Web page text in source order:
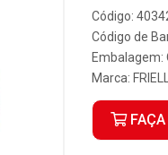
Código:
Código de
Embalagem:
Marca:
FAÇA